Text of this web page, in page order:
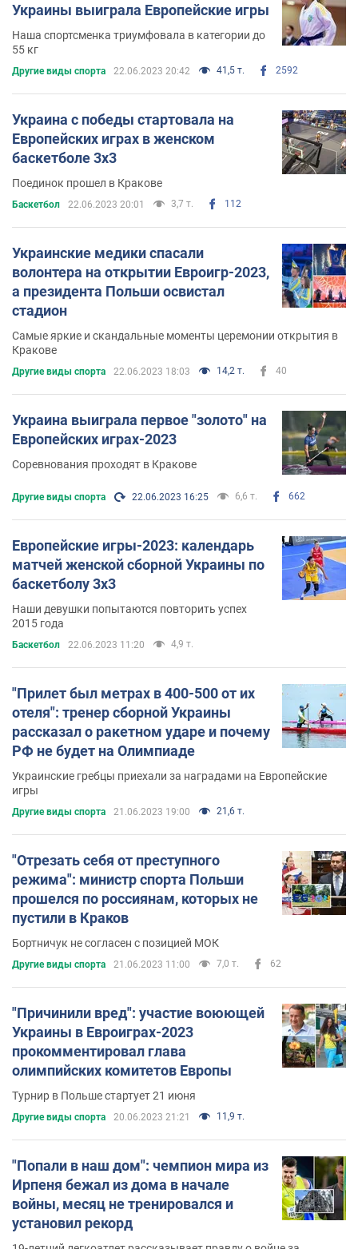
Украины выиграла Европейские игры
Наша спортсменка триумфовала в категории до
55 кг
Другие виды спорта 22.06.2023 20:42 41,5 т. 2592
Украина с победы стартовала на
Европейских играх в женском
баскетболе 3х3
Поединок прошел в Кракове
Баскетбол 22.06.2023 20:01 3,7 т. 112
Украинские медики спасали
волонтера на открытии Евроигр-2023,
а президента Польши освистал
стадион
Самые яркие и скандальные моменты церемонии открытия в
Кракове
Другие виды спорта 22.06.2023 18:03 14,2 т. 40
Украина выиграла первое "золото" на
Европейских играх-2023
Соревнования проходят в Кракове
Другие виды спорта 22.06.2023 16:25 6,6 т. 662
Европейские игры-2023: календарь
матчей женской сборной Украины по
баскетболу 3х3
Наши девушки попытаются повторить успех
2015 года
Баскетбол 22.06.2023 11:20 4,9 т.
"Прилет был метрах в 400-500 от их
отеля": тренер сборной Украины
рассказал о ракетном ударе и почему
РФ не будет на Олимпиаде
Украинские гребцы приехали за наградами на Европейские
игры
Другие виды спорта 21.06.2023 19:00 21,6 т.
"Отрезать себя от преступного
режима": министр спорта Польши
прошелся по россиянам, которых не
пустили в Краков
Бортничук не согласен с позицией МОК
Другие виды спорта 21.06.2023 11:00 7,0 т. 62
"Причинили вред": участие воюющей
Украины в Евроиграх-2023
прокомментировал глава
олимпийских комитетов Европы
Турнир в Польше стартует 21 июня
Другие виды спорта 20.06.2023 21:21 11,9 т.
"Попали в наш дом": чемпион мира из
Ирпеня бежал из дома в начале
войны, месяц не тренировался и
установил рекорд